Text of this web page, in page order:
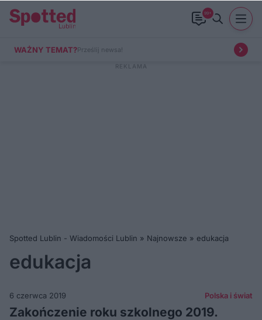
99+
WAŻNY TEMAT?Prześlij newsa!
Spotted Lublin - Wiadomości Lublin » Najnowsze » edukacja
edukacja
6 czerwca 2019 Polska i świat
Zakończenie roku szkolnego 2019.